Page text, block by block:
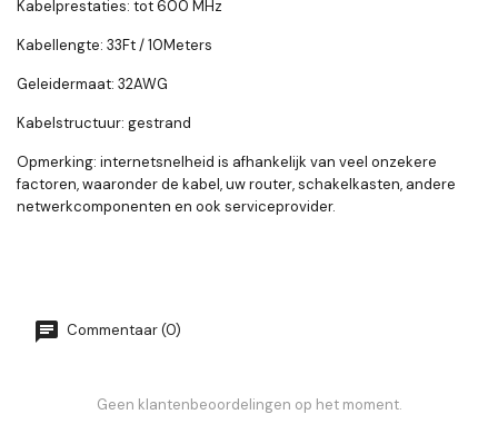
Kabelprestaties: tot 600 MHz
Kabellengte: 33Ft / 10Meters
Geleidermaat: 32AWG
Kabelstructuur: gestrand
Opmerking: internetsnelheid is afhankelijk van veel onzekere
factoren, waaronder de kabel, uw router, schakelkasten, andere
netwerkcomponenten en ook serviceprovider.
Commentaar (0)
Geen klantenbeoordelingen op het moment.